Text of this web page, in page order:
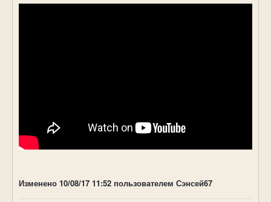
Изменено 10/08/17 11:52 пользователем Сэнсей67